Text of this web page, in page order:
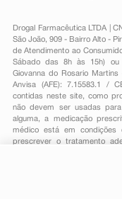
Drogal Farmacêutica LTDA |
São João, 909 - Bairro Alto -
de Atendimento ao
Sábado das 8h às 15h) ou
Giovanna do Rosario Martins
Anvisa (AFE): 7.15583.1 /
contidas neste site, como
não devem ser usadas
alguma, a medicação
médico está em condições
prescrever o tratamento